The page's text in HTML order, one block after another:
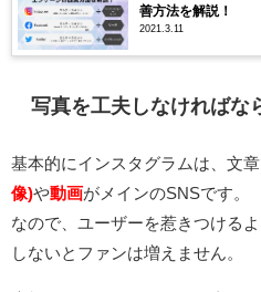
善方法を解説！
2021.3.11
写真を工夫しなければな
基本的にインスタグラムは、文
像)や動画がメインのSNSです。
なので、ユーザーを惹きつける
しないとファンは増えません。